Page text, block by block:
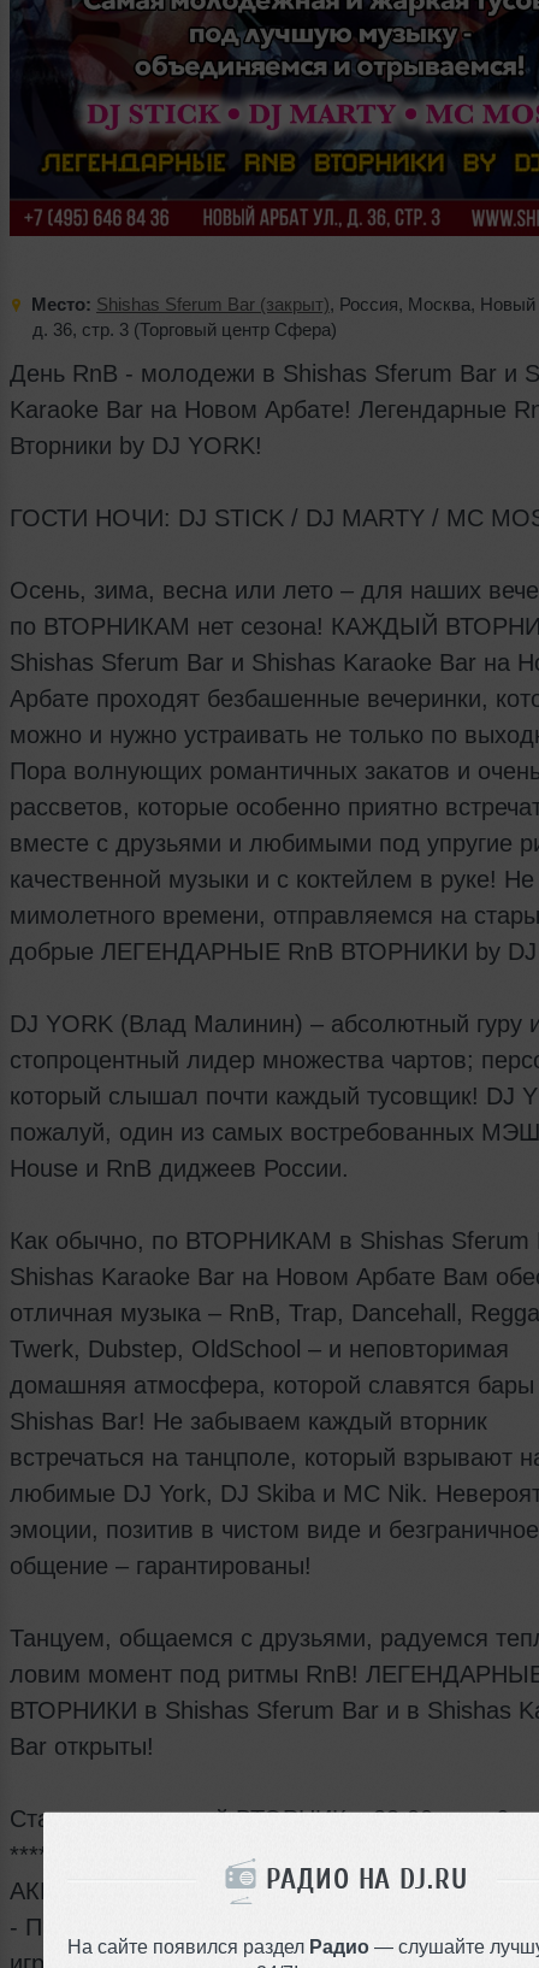
РАДИО НА DJ.RU
На сайте появился раздел Радио — слушайте
Место: Shishas Sferum Bar (закрыт), Россия, Москва, Новый
д. 36, стр. 3 (Торговый центр Сфера)
День RnB - молодежи в Shishas Sferum Bar и
Karaoke Bar на Новом Арбате! Легендарные
Вторники by DJ YORK!
ГОСТИ НОЧИ: DJ STICK / DJ MARTY / MC
Осень, зима, весна или лето – для наших
по ВТОРНИКАМ нет сезона! КАЖДЫЙ
Shishas Sferum Bar и Shishas Karaoke Bar на
Арбате проходят безбашенные вечеринки,
можно и нужно устраивать не только по
Пора волнующих романтичных закатов и
рассветов, которые особенно приятно
вместе с друзьями и любимыми под упругие
качественной музыки и с коктейлем в руке!
мимолетного времени, отправляемся на
добрые ЛЕГЕНДАРНЫЕ RnB ВТОРНИКИ by DJ
DJ YORK (Влад Малинин) – абсолютный гуру
стопроцентный лидер множества чартов;
который слышал почти каждый тусовщик! DJ
пожалуй, один из самых востребованных
House и RnB диджеев России.
Как обычно, по ВТОРНИКАМ в Shishas Sferum
Shishas Karaoke Bar на Новом Арбате Вам
отличная музыка – RnB, Trap, Dancehall,
Twerk, Dubstep, OldSchool – и неповторимая
домашняя атмосфера, которой славятся бары
Shishas Bar! Не забываем каждый вторник
встречаться на танцполе, который взрывают
любимые DJ York, DJ Skiba и MC Nik.
эмоции, позитив в чистом виде и безграничное
общение – гарантированы!
Танцуем, общаемся с друзьями, радуемся
ловим момент под ритмы RnB!
ВТОРНИКИ в Shishas Sferum Bar и в Shishas
Bar открыты!
Стартуем – каждый ВТОРНИК с 23:00 и до 6
АКЦИИ, СКИДКИ и ПЛЮШКИ:
- При заказе стола от 8-ми человек – бутылка